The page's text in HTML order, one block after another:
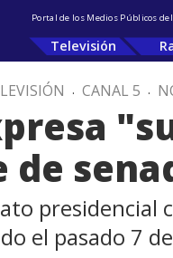
Portal de los Medios Públicos
Televisión
. CANAL 5 .
el pasado 7